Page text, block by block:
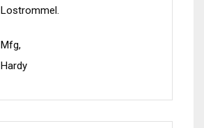
Lostrommel.
Mfg,
Hardy